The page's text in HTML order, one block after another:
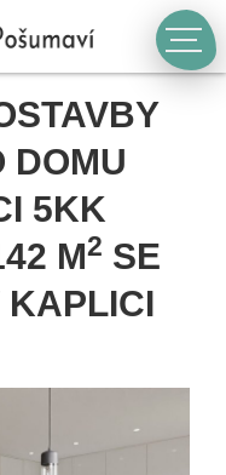
DOMU
5KK
M2 SE
KAPLICI